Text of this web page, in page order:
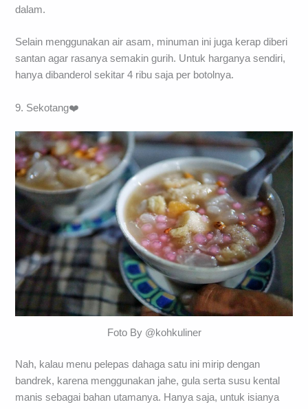
dalam.
Selain menggunakan air asam, minuman ini juga kerap diberi
santan agar rasanya semakin gurih. Untuk harganya sendiri,
hanya dibanderol sekitar 4 ribu saja per botolnya.
9. Sekotang❤️
Foto By @kohkuliner
Nah, kalau menu pelepas dahaga satu ini mirip dengan
bandrek, karena menggunakan jahe, gula serta susu kental
manis sebagai bahan utamanya. Hanya saja, untuk isianya